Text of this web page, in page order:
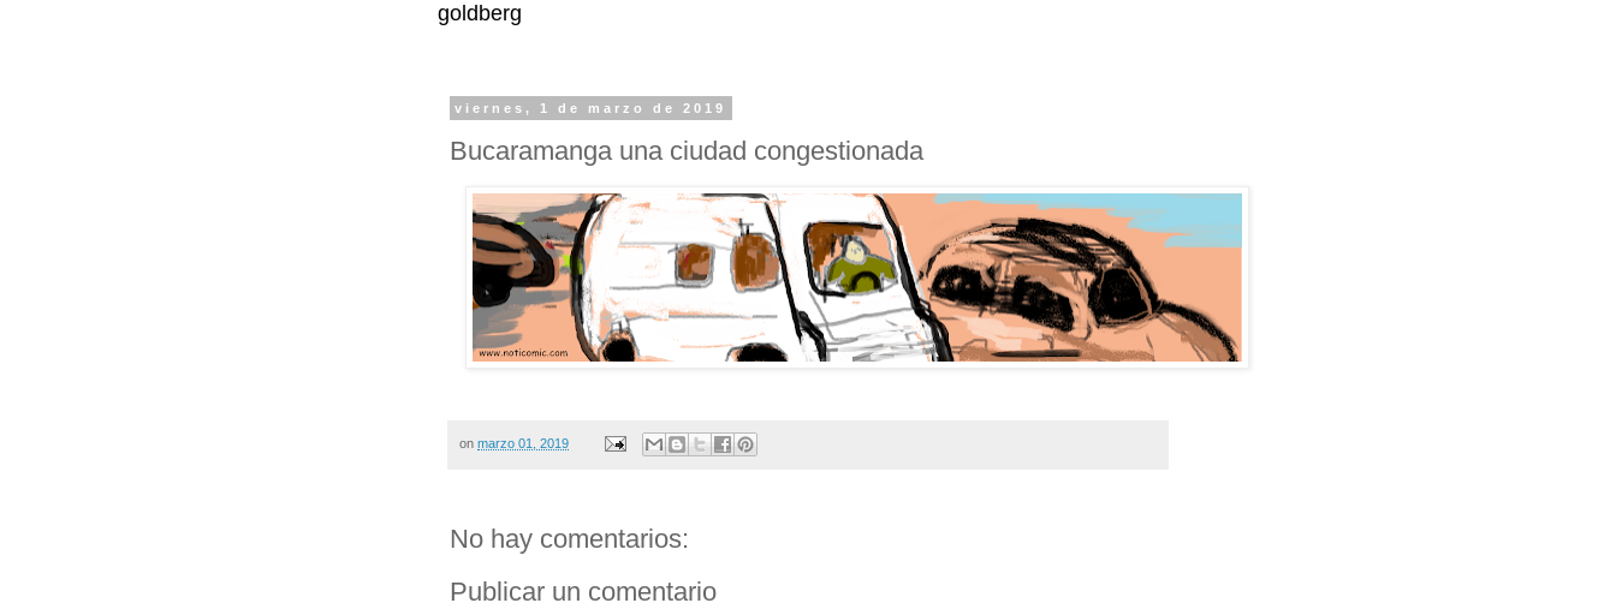
goldberg
viernes, 1 de marzo de 2019
Bucaramanga una ciudad congestionada
on marzo 01, 2019
No hay comentarios:
Publicar un comentario